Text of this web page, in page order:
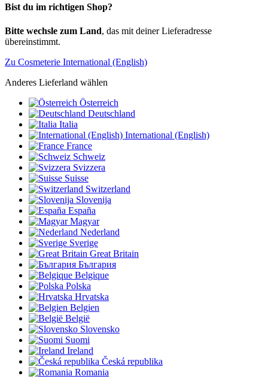
Bist du im richtigen Shop?
Bitte wechsle zum Land, das mit deiner Lieferadresse
übereinstimmt.
Zu Cosmeterie International (English)
Anderes Lieferland wählen
Österreich
Deutschland
Italia
International (English)
France
Schweiz
Svizzera
Suisse
Switzerland
Slovenija
España
Magyar
Nederland
Sverige
Great Britain
България
Belgique
Polska
Hrvatska
Belgien
België
Slovensko
Suomi
Ireland
Česká republika
Romania